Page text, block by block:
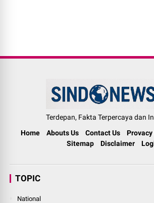
Terdepan, Fakta Terpercaya dan
Home
Abouts Us Contact Us
Sitemap
Disclaimer
TOPIC
National